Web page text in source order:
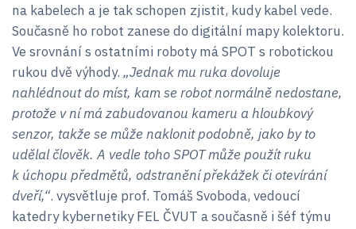
na kabelech a je tak schopen zjistit, kudy kabel vede.
Současně ho robot zanese do digitální mapy kolektoru.
Ve srovnání s ostatními roboty má SPOT s robotickou
rukou dvě výhody. „Jednak mu ruka dovoluje
nahlédnout do míst, kam se robot normálně nedostane,
protože v ní má zabudovanou kameru a hloubkový
senzor, takže se může naklonit podobně, jako by to
udělal člověk. A vedle toho SPOT může použít ruku
k úchopu předmětů, odstranění překážek či otevírání
dveří,“. vysvětluje prof. Tomáš Svoboda, vedoucí
katedry kybernetiky FEL ČVUT a současně i šéf týmu